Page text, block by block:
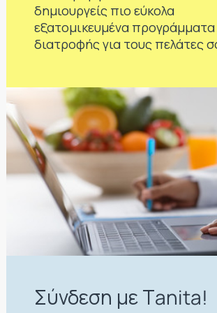
δημιουργείς πιο εύκολα
εξατομικευμένα προγράμματα
διατροφής για τους πελάτες
Σύνδεση με Τanita!